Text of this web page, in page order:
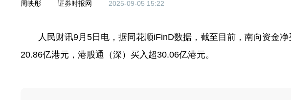
周映彤 证券时报网 2025-09-05 15:22
人民财讯9月5日电，据同花顺iFinD数据，截至目前，南向资金净
20.86亿港元，港股通（深）买入超30.06亿港元。